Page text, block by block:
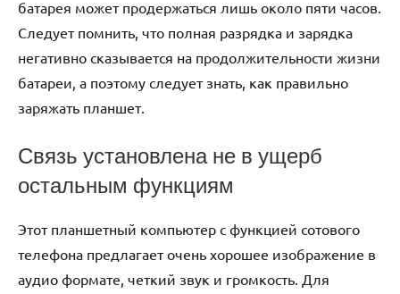
батарея может продержаться лишь около пяти часов.
Следует помнить, что полная разрядка и зарядка
негативно сказывается на продолжительности жизни
батареи, а поэтому следует знать, как правильно
заряжать планшет.
Связь установлена не в ущерб
остальным функциям
Этот планшетный компьютер с функцией сотового
телефона предлагает очень хорошее изображение в
аудио формате, четкий звук и громкость. Для